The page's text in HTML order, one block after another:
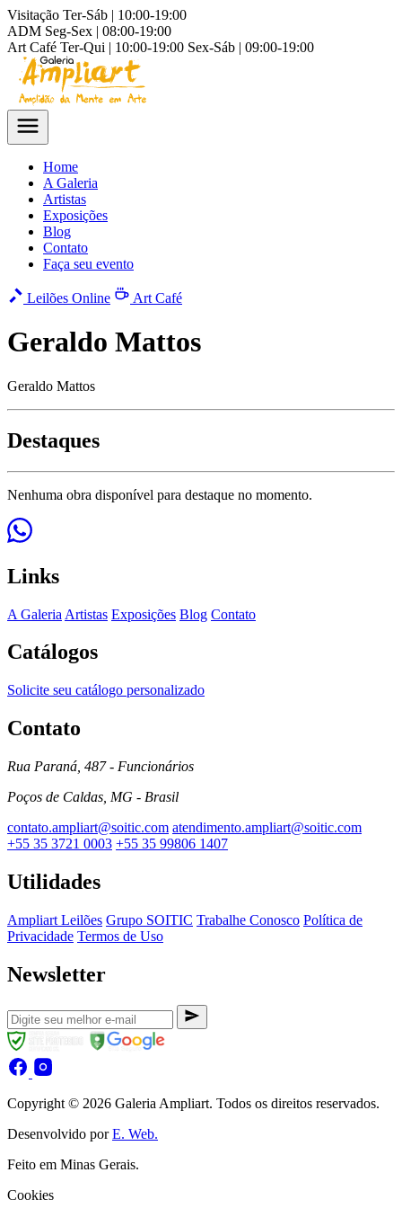
Visitação Ter-Sáb | 10:00-19:00
ADM Seg-Sex | 08:00-19:00
Art Café Ter-Qui | 10:00-19:00 Sex-Sáb | 09:00-19:00
Home
A Galeria
Artistas
Exposições
Blog
Contato
Faça seu evento
Leilões Online Art Café
Geraldo Mattos
Geraldo Mattos
Destaques
Nenhuma obra disponível para destaque no momento.
Links
A Galeria Artistas Exposições Blog Contato
Catálogos
Solicite seu catálogo personalizado
Contato
Rua Paraná, 487 - Funcionários
Poços de Caldas, MG - Brasil
contato.ampliart@soitic.com atendimento.ampliart@soitic.com
+55 35 3721 0003 +55 35 99806 1407
Utilidades
Ampliart Leilões Grupo SOITIC Trabalhe Conosco Política de
Privacidade Termos de Uso
Newsletter
Copyright © 2026 Galeria Ampliart. Todos os direitos reservados.
Desenvolvido porE. Web.
Feito em Minas Gerais.
Cookies